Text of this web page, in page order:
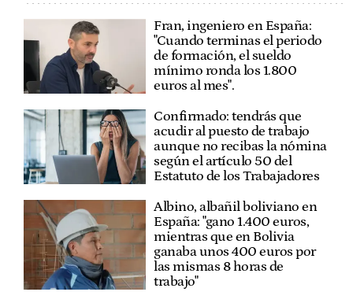
Fran, ingeniero en España:
"Cuando terminas el periodo
de formación, el sueldo
mínimo ronda los 1.800
euros al mes".
Confirmado: tendrás que
acudir al puesto de trabajo
aunque no recibas la nómina
según el artículo 50 del
Estatuto de los Trabajadores
Albino, albañil boliviano en
España: "gano 1.400 euros,
mientras que en Bolivia
ganaba unos 400 euros por
las mismas 8 horas de
trabajo"